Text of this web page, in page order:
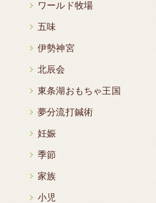
ワールド牧場
五味
伊勢神宮
北辰会
東条湖おもちゃ王国
夢分流打鍼術
妊娠
季節
家族
小児